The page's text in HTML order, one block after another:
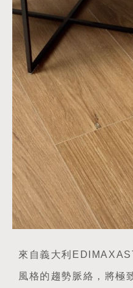
來自義大利
風格的趨勢脈絡，將極